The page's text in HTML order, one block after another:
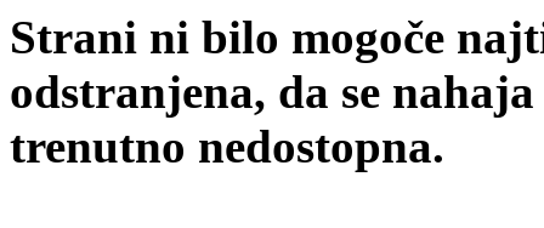
Strani ni bilo mogoče
odstranjena, da se
trenutno nedostopna.